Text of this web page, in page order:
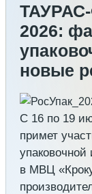
2026:
новые
С 16 по 19
примет
в МВЦ